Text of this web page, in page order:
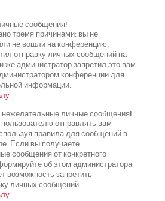
сообщения!
тремя причинами: вы не
не вошли на конференцию,
отправку личных сообщений на
же администратор запретил это вам
конференции для
информации.
личные сообщения!
отправлять вам
правила для сообщений в
Если вы получаете
сообщения от конкретного
об этом администратора
возможность запретить
личных сообщений.